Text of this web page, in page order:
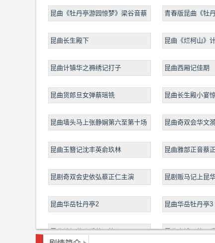
昆曲《牡丹亭游园惊梦》梁谷音蔡
青春版昆曲《牡
昆曲长生殿下 昆曲《烂柯山》
昆曲计镇华之褥绣记打子 昆曲西厢记佳期
昆曲货郎旦女弹蔡瑶铣 昆曲长生殿小宴
昆曲墙头马上张静娴第六至第十场 昆曲奇双会华文
昆曲玉簪记沈丰英俞玖林 昆曲雅部正音蔡
昆剧奇双会史依弘蔡正仁主演
昆剧贩马记上昆
昆曲华岳牡丹亭2 昆曲华岳牡丹亭3
昆曲钱振荣孔爱萍风筝误 昆曲窦娥冤徐云